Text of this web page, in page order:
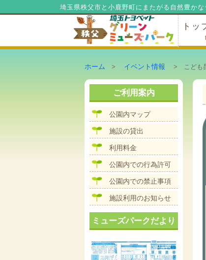
埼玉県秩父市と小鹿野町にまたがる自然豊かな
トッ
ホーム > イベント情報 > こども
ご利用案内
公園内マップ
施設の貸出
利用料金
公園内での行為許可
公園内での禁止事項
施設利用のお知らせ
ミューズパークだより